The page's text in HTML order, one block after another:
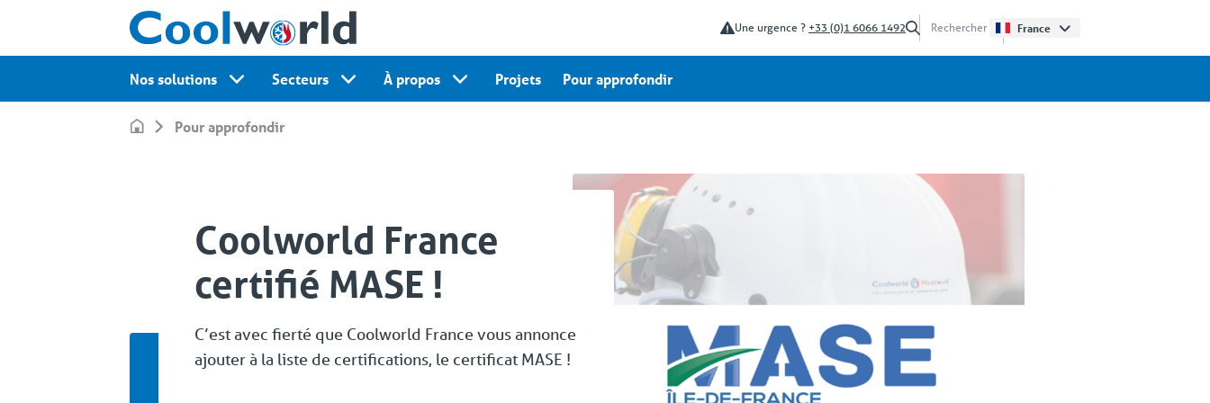
Une urgence ? +33 (0)1 6066 1492 France
Nos solutions Secteurs À propos Projets Pour approfondir
Pour approfondir
Coolworld France
certifié MASE !
C’est avec fierté que Coolworld France vous annonce
ajouter à la liste de certifications, le certificat MASE !